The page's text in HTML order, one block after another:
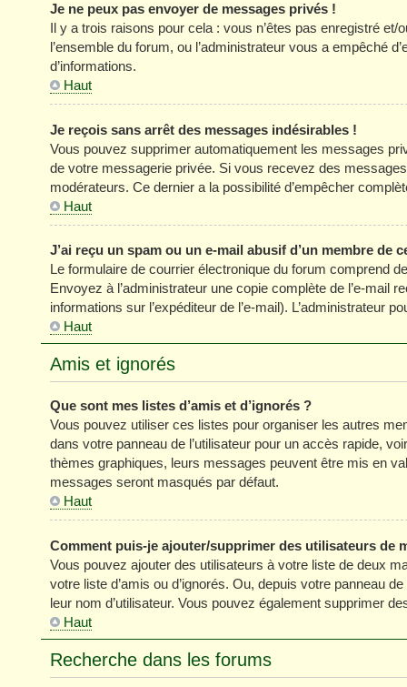
Je ne peux pas envoyer de messages privés !
Il y a trois raisons pour cela : vous n’êtes pas enregistré
l’ensemble du forum, ou l’administrateur vous a empêché
d’informations.
Haut
Je reçois sans arrêt des messages indésirables !
Vous pouvez supprimer automatiquement les messages
de votre messagerie privée. Si vous recevez des
modérateurs. Ce dernier a la possibilité d’empêcher
Haut
J’ai reçu un spam ou un e-mail abusif d’un membre de
Le formulaire de courrier électronique du forum comprend
Envoyez à l’administrateur une copie complète de l’e-mail
informations sur l’expéditeur de l’e-mail). L’administrateur
Haut
Amis et ignorés
Que sont mes listes d’amis et d’ignorés ?
Vous pouvez utiliser ces listes pour organiser les autres
dans votre panneau de l’utilisateur pour un accès rapide,
thèmes graphiques, leurs messages peuvent être mis en
messages seront masqués par défaut.
Haut
Comment puis-je ajouter/supprimer des utilisateurs de
Vous pouvez ajouter des utilisateurs à votre liste de deux
votre liste d’amis ou d’ignorés. Ou, depuis votre panneau
leur nom d’utilisateur. Vous pouvez également supprimer
Haut
Recherche dans les forums